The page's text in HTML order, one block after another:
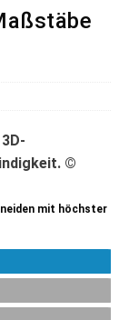
mit höchster